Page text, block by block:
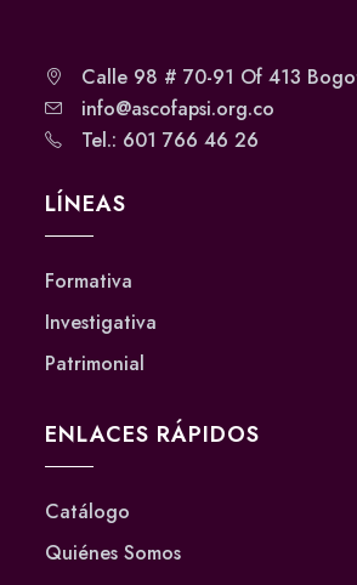
Calle 98 # 70-91 Of 413
info@ascofapsi.org.co
Tel.: 601 766 46 26
LÍNEAS
Formativa
Investigativa
Patrimonial
ENLACES RÁPIDOS
Catálogo
Quiénes Somos